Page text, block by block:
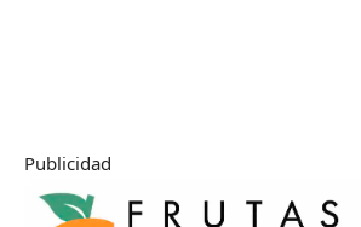
Publicidad